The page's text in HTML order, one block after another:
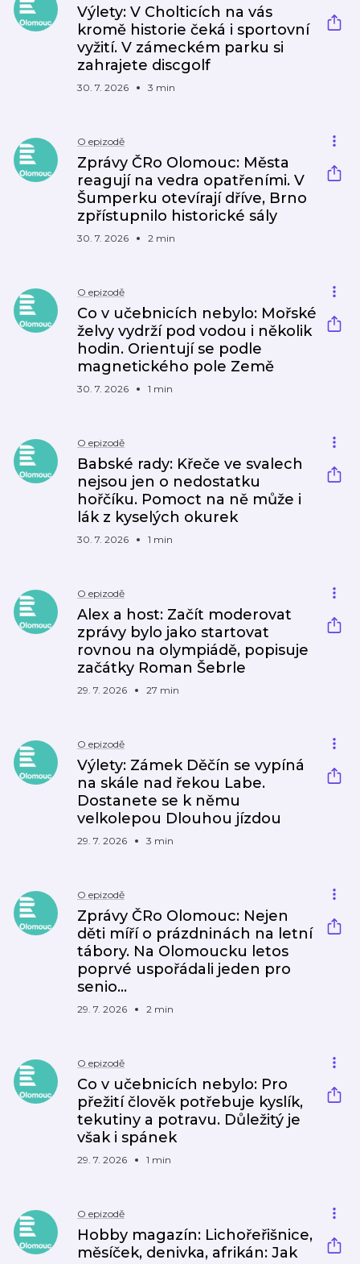
Výlety: V Cholticích na vás
kromě historie čeká i sportovní
vyžití. V zámeckém parku si
zahrajete discgolf
30. 7. 2026 3 min
O epizodě
Zprávy ČRo Olomouc: Města
reagují na vedra opatřeními. V
Šumperku otevírají dříve, Brno
zpřístupnilo historické sály
30. 7. 2026 2 min
O epizodě
Co v učebnicích nebylo: Mořské
želvy vydrží pod vodou i několik
hodin. Orientují se podle
magnetického pole Země
30. 7. 2026 1 min
O epizodě
Babské rady: Křeče ve svalech
nejsou jen o nedostatku
hořčíku. Pomoct na ně může i
lák z kyselých okurek
30. 7. 2026 1 min
O epizodě
Alex a host: Začít moderovat
zprávy bylo jako startovat
rovnou na olympiádě, popisuje
začátky Roman Šebrle
29. 7. 2026 27 min
O epizodě
Výlety: Zámek Děčín se vypíná
na skále nad řekou Labe.
Dostanete se k němu
velkolepou Dlouhou jízdou
29. 7. 2026 3 min
O epizodě
Zprávy ČRo Olomouc: Nejen
děti míří o prázdninách na letní
tábory. Na Olomoucku letos
poprvé uspořádali jeden pro
senio…
29. 7. 2026 2 min
O epizodě
Co v učebnicích nebylo: Pro
přežití člověk potřebuje kyslík,
tekutiny a potravu. Důležitý je
však i spánek
29. 7. 2026 1 min
O epizodě
Hobby magazín: Lichořeřišnice,
měsíček, denivka, afrikán: Jak